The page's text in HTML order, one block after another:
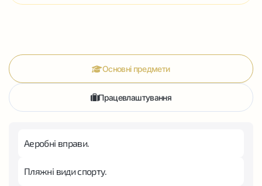
Основні предмети
Працевлаштування
Аеробні вправи.
Пляжні види спорту.